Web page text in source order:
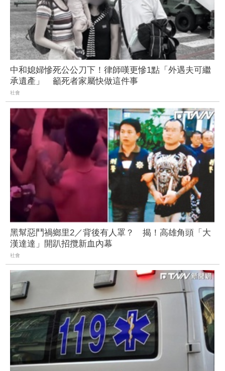
中和媳婦慘死公公刀下！律師嘆更慘1點「外遇夫可繼
承遺產」 籲死者家屬快做這件事
社會
黑幫惡鬥禍鄉里2／背後有人罩？ 揭！高雄角頭「大
漢達達」開趴招攬新血內幕
社會